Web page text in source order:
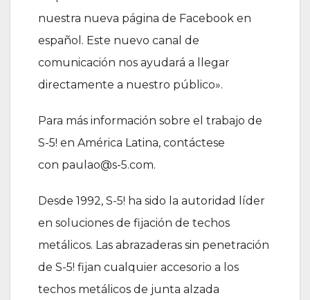
nuestra nueva página de Facebook en
español. Este nuevo canal de
comunicación nos ayudará a llegar
directamente a nuestro público».
Para más información sobre el trabajo de
S-5! en América Latina, contáctese
con paulao@s-5.com.
Desde 1992, S-5! ha sido la autoridad líder
en soluciones de fijación de techos
metálicos. Las abrazaderas sin penetración
de S-5! fijan cualquier accesorio a los
techos metálicos de junta alzada